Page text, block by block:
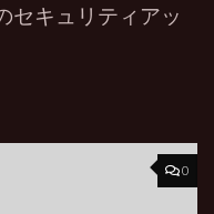
セキュリティアッ
0